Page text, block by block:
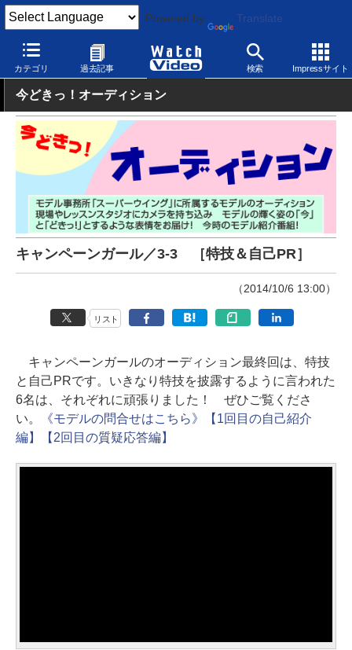
Powered by Translate
カテゴリ 過去記事 検索 Impressサイト
Watch Video その他 オーディション
今どきっ！オーディション
キャンペーンガール／3-3 ［特技＆自己PR］
（2014/10/6 13:00）
リスト
キャンペーンガールのオーディション最終回は、特技
と自己PRです。いきなり特技を披露するように言われた
6名は、それぞれに頑張りました！ ぜひご覧くださ
い。
《モデルの問合せはこちら》
【1回目の自己紹介
編】
【2回目の質疑応答編】